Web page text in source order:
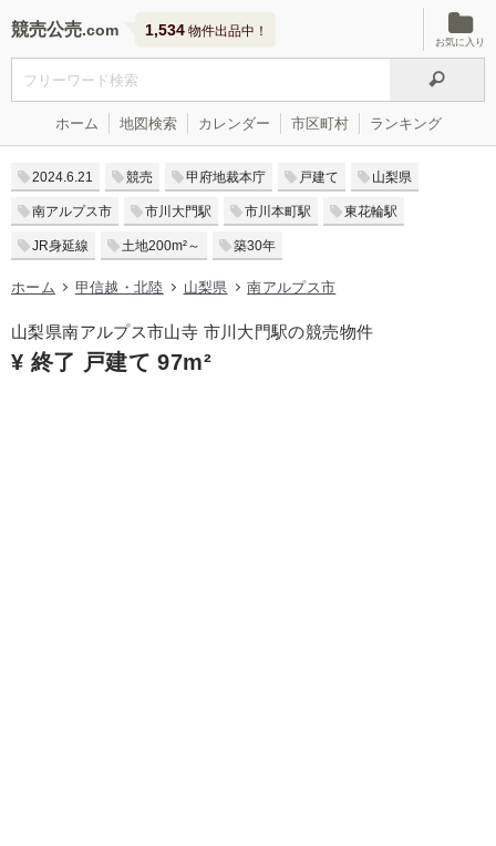
競売公売 1,534 物件出品中！
お気に入り
ホーム 地図検索 カレンダー 市区町村 ランキング
2024.6.21 競売 甲府地裁本庁 戸建て 山梨県
南アルプス市 市川大門駅 市川本町駅 東花輪駅
JR身延線 土地200m²～ 築30年
ホーム 甲信越・北陸 山梨県 南アルプス市
山梨県南アルプス市山寺 市川大門駅の競売物件
¥ 終了 戸建て 97m²